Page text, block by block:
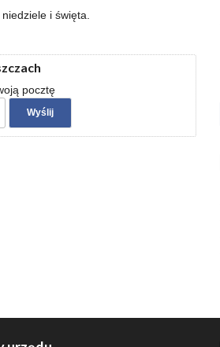
i święta.
pocztę